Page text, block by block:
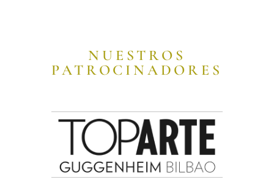
NUESTROS
PATROCINADORES